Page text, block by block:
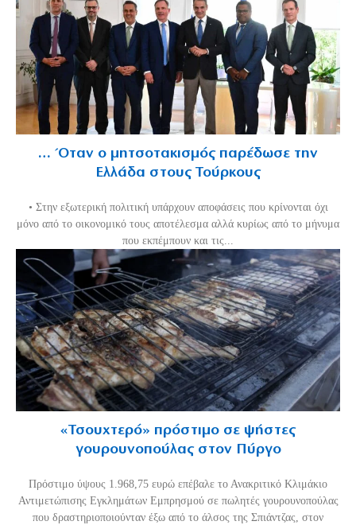
… Όταν ο μητσοτακισμός παρέδωσε την
Ελλάδα στους Τούρκους
• Στην εξωτερική πολιτική υπάρχουν αποφάσεις που κρίνονται όχι
μόνο από το οικονομικό τους αποτέλεσμα αλλά κυρίως από το μήνυμα
που εκπέμπουν και τις...
«Τσουχτερό» πρόστιμο σε ψήστες
γουρουνοπούλας στον Πύργο
Πρόστιμο ύψους 1.968,75 ευρώ επέβαλε το Ανακριτικό Κλιμάκιο
Αντιμετώπισης Εγκλημάτων Εμπρησμού σε πωλητές γουρουνοπούλας
που δραστηριοποιούνταν έξω από το άλσος της Σπιάντζας, στον